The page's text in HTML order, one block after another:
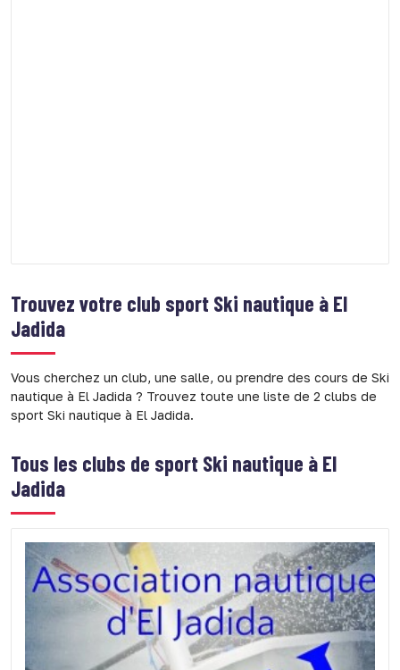
Trouvez votre club sport Ski nautique à El
Jadida
Vous cherchez un club, une salle, ou prendre des cours de Ski
nautique à El Jadida ? Trouvez toute une liste de 2 clubs de
sport Ski nautique à El Jadida.
Tous les clubs de sport Ski nautique à El
Jadida